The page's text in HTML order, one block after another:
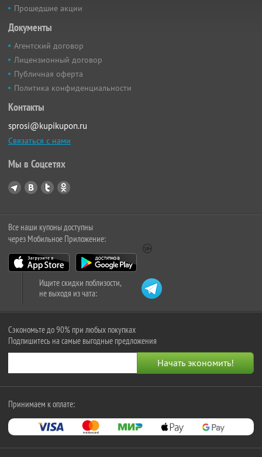
Прошедшие акции
Документы
Агентский договор
Лицензионный договор
Публичная оферта
Политика конфиденциальности
Контакты
sprosi@kupikupon.ru
Связаться с нами
Мы в Соцсетях
Все наши купоны доступны
через Мобильное Приложение:
Ищите скидки поблизости,
не выходя из чата:
Сэкономьте до 90% при любых покупках
Подпишитесь на самые выгодные предложения
Принимаем к оплате: